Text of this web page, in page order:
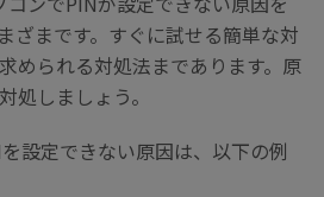
ざまです。すぐに試せる簡単な対
められる対処法まであります。原
処しましょう。
設定できない原因は、以下の例